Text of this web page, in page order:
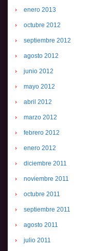
enero 2013
octubre 2012
septiembre 2012
agosto 2012
junio 2012
mayo 2012
abril 2012
marzo 2012
febrero 2012
enero 2012
diciembre 2011
noviembre 2011
octubre 2011
septiembre 2011
agosto 2011
julio 2011